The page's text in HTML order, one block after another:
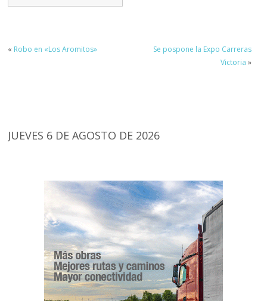
« Robo en «Los Aromitos»
Se pospone la Expo Carreras
Victoria »
JUEVES 6 DE AGOSTO DE 2026